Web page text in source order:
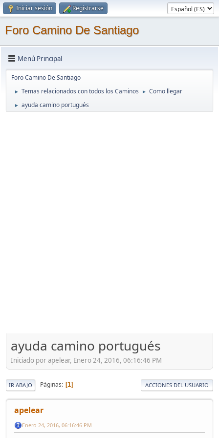
Iniciar sesión Registrarse
Foro Camino De Santiago
Menú Principal
Foro Camino De Santiago
► Temas relacionados con todos los Caminos ► Como llegar
► ayuda camino portugués
ayuda camino portugués
Iniciado por apelear, Enero 24, 2016, 06:16:46 PM
IR ABAJO Páginas 1 ACCIONES DEL USUARIO
apelear
Enero 24, 2016, 06:16:46 PM